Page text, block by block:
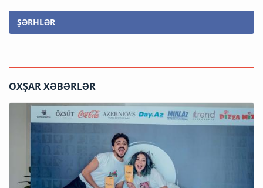
ŞƏRHLƏR
OXŞAR XƏBƏRLƏR